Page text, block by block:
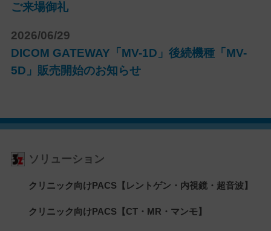
ご来場御礼
2026/06/29
DICOM GATEWAY「MV-1D」後続機種「MV-
5D」販売開始のお知らせ
ソリューション
クリニック向けPACS【レントゲン・内視鏡・超音波】
クリニック向けPACS【CT・MR・マンモ】